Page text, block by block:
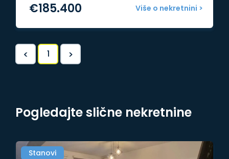
Više o nekretnini >
€185.400
< 1 >
Pogledajte slične nekretnine
Stanovi